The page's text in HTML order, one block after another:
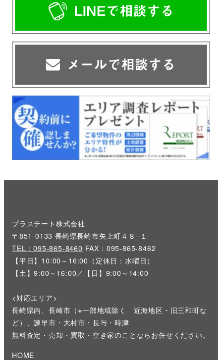
プラステート株式会社
〒851-0133 長崎県長崎市矢上町４８−１
TEL：095-865-8460 FAX：095-865-8462
【平日】10:00～16:00（定休日：水曜日）
【土】9:00～16:00／【日】9:00～14:00
<対応エリア>
長崎県内、長崎市（※一部地域除く 近海地区・旧三和町な
ど）、諫早市・大村市・長与・時津
無料査定・売却・買取・空き家のことならお任せください。
HOME